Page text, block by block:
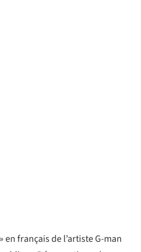
en français de l’artiste G-man